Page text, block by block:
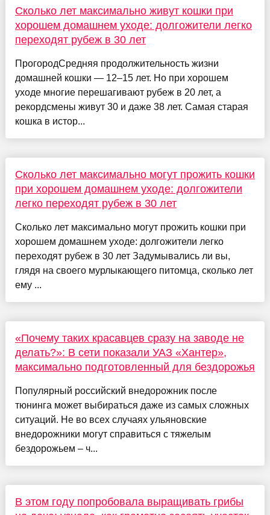
Сколько лет максимально живут кошки при
хорошем домашнем уходе: долгожители легко
переходят рубеж в 30 лет
ПрогородСредняя продолжительность жизни
домашней кошки — 12–15 лет. Но при хорошем
уходе многие перешагивают рубеж в 20 лет, а
рекордсмены живут 30 и даже 38 лет. Самая старая
кошка в истор...
Сколько лет максимально могут прожить кошки
при хорошем домашнем уходе: долгожители
легко переходят рубеж в 30 лет
Сколько лет максимально могут прожить кошки при
хорошем домашнем уходе: долгожители легко
переходят рубеж в 30 лет Задумывались ли вы,
глядя на своего мурлыкающего питомца, сколько лет
ему ...
«Почему таких красавцев сразу на заводе не
делать?»: В сети показали УАЗ «Хантер»,
максимально подготовленный для бездорожья
Популярный российский внедорожник после
тюнинга может выбираться даже из самых сложных
ситуаций. Не во всех случаях ульяновские
внедорожники могут справиться с тяжелым
бездорожьем – ч...
В этом году попробовала выращивать грибы